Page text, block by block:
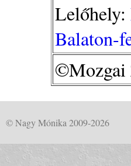
Lelőhely:
Balaton-
©Mozgai
© Nagy Mónika 2009-2026